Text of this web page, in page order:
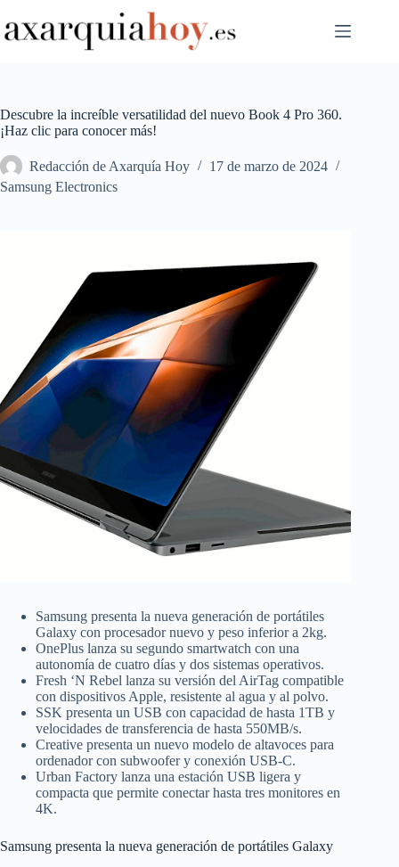
al
contenido
Descubre la increíble versatilidad del nuevo Book 4 Pro 360.
¡Haz clic para conocer más!
Redacción de Axarquía Hoy
17 de marzo de 2024
Samsung Electronics
Samsung presenta la nueva generación de portátiles
Galaxy con procesador nuevo y peso inferior a 2kg.
OnePlus lanza su segundo smartwatch con una
autonomía de cuatro días y dos sistemas operativos.
Fresh ‘N Rebel lanza su versión del AirTag compatible
con dispositivos Apple, resistente al agua y al polvo.
SSK presenta un USB con capacidad de hasta 1TB y
velocidades de transferencia de hasta 550MB/s.
Creative presenta un nuevo modelo de altavoces para
ordenador con subwoofer y conexión USB-C.
Urban Factory lanza una estación USB ligera y
compacta que permite conectar hasta tres monitores en
4K.
Samsung presenta la nueva generación de portátiles Galaxy